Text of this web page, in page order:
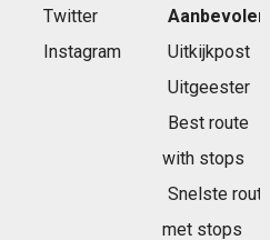
Twitter
Instagram
Aanbevolen
Uitkijkpost
Uitgeester
Best route
with stops
Snelste route
met stops